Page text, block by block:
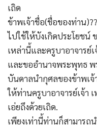
เถิด
ข้าพเจ้าชื่อ(ชื่อของท่าน
ไปใช้ให้บังเกิดประโยชน์
เหล่านี้และครูบาอาจารย์
และขออำนาจพระพุทธ พ
บันดาลนำกุศลของข้าพเ
ให้ท่านครูบาอาจารย์เจ้า
เอ่ยถึงด้วยเถิด.
เพียงเท่านี้ท่านก็สามารถ